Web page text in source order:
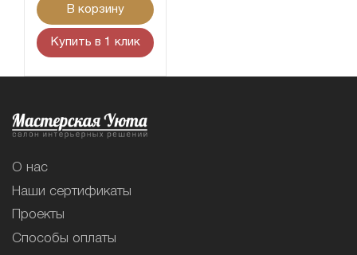
В корзину
Купить в 1 клик
О нас
Наши сертификаты
Проекты
Способы оплаты